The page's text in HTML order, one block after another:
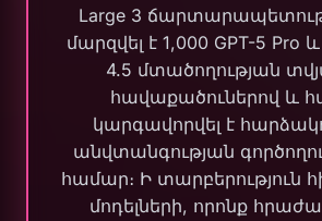
Large 3
մարզվել է 1,000 GPT-5 Pro
4.5 մտածողության
հավաքածուներով և
կարգավորվել է
անվտանգության
համար։ Ի տարբերություն
մոդելների, որոնք